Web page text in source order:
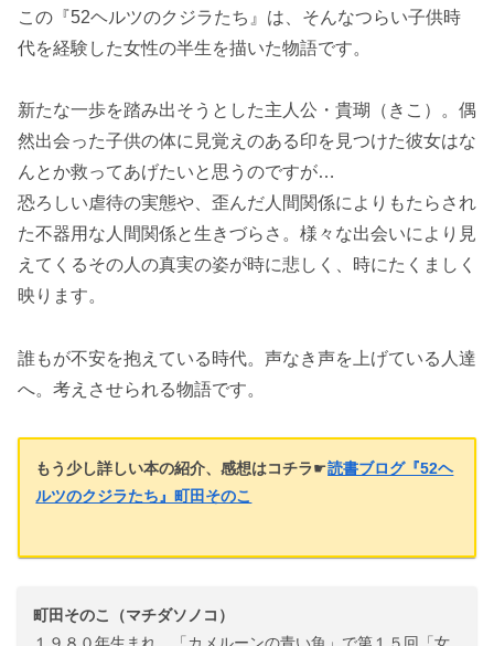
この『52ヘルツのクジラたち』は、そんなつらい子供時
代を経験した女性の半生を描いた物語です。
新たな一歩を踏み出そうとした主人公・貴瑚（きこ）。偶
然出会った子供の体に見覚えのある印を見つけた彼女はな
んとか救ってあげたいと思うのですが…
恐ろしい虐待の実態や、歪んだ人間関係によりもたらされ
た不器用な人間関係と生きづらさ。様々な出会いにより見
えてくるその人の真実の姿が時に悲しく、時にたくましく
映ります。
誰もが不安を抱えている時代。声なき声を上げている人達
へ。考えさせられる物語です。
もう少し詳しい本の紹介、感想はコチラ☛読書ブログ『52ヘ
ルツのクジラたち』町田そのこ
町田そのこ（マチダソノコ）